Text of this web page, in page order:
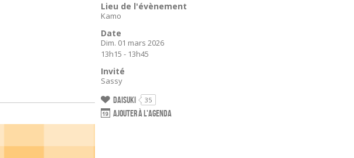
Lieu de l'évènement
Kamo
Date
Dim. 01 mars 2026
13h15 - 13h45
Invité
Sassy
Daisuki 35
Ajouter à l'agenda